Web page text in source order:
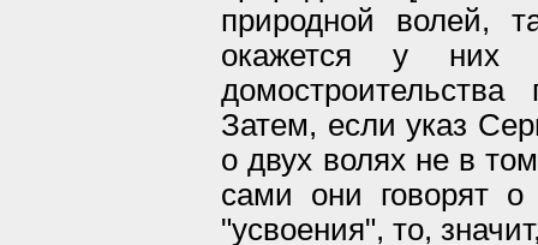
природной волей,
окажется у них
Затем, если указ
о двух волях не в
сами они говорят
"усвоения", то,